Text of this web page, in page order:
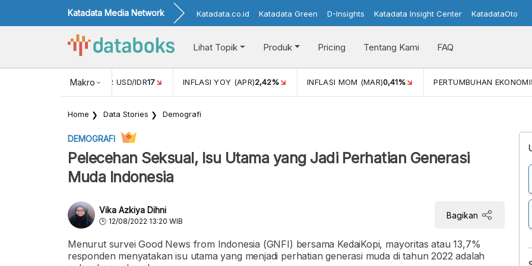
Katadata Media Network Katadata.co.id Katadata Green D-Insights Katadata Insight Center KatadataOto
Lihat Topik Produk Pricing Tentang Kami FAQ
Makro
NILAI TUKAR USD/IDR17 INFLASI YOY (APR)2,42% INFLASI MOM (MAR)0,41% PERTUMBUHAN EKONOMI
Home Data Stories Demografi
DEMOGRAFI
Pelecehan Seksual, Isu Utama yang Jadi Perhatian Generasi
Muda Indonesia
Vika Azkiya Dihni
12/08/2022 13:20 WIB
Bagikan
Menurut survei Good News from Indonesia (GNFI) bersama KedaiKopi, mayoritas atau 13,7%
responden menyatakan isu utama yang menjadi perhatian generasi muda di tahun 2022 adalah